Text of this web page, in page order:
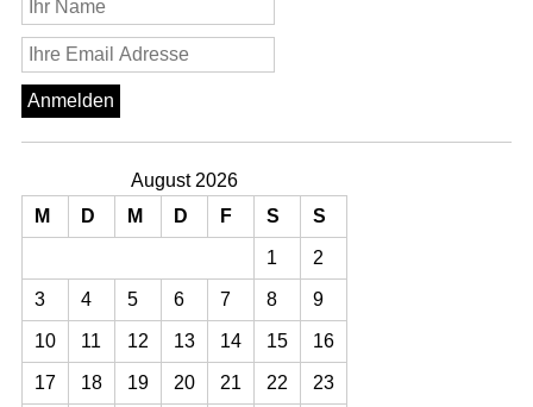
August 2026
M
D M D F S S
1 2
3 4 5 6 7 8 9
10 11 12 13 14 15 16
17 18 19 20 21 22 23